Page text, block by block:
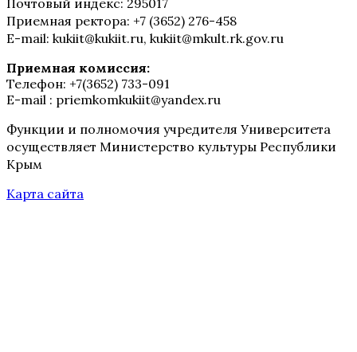
Почтовый индекс: 295017
Приемная ректора: +7 (3652) 276-458
E-mail: kukiit@kukiit.ru, kukiit@mkult.rk.gov.ru
Приемная комиссия:
Телефон: +7(3652) 733-091
E-mail : priemkomkukiit@yandex.ru
Функции и полномочия учредителя Университета
осуществляет Министерство культуры Республики
Крым
Карта сайта